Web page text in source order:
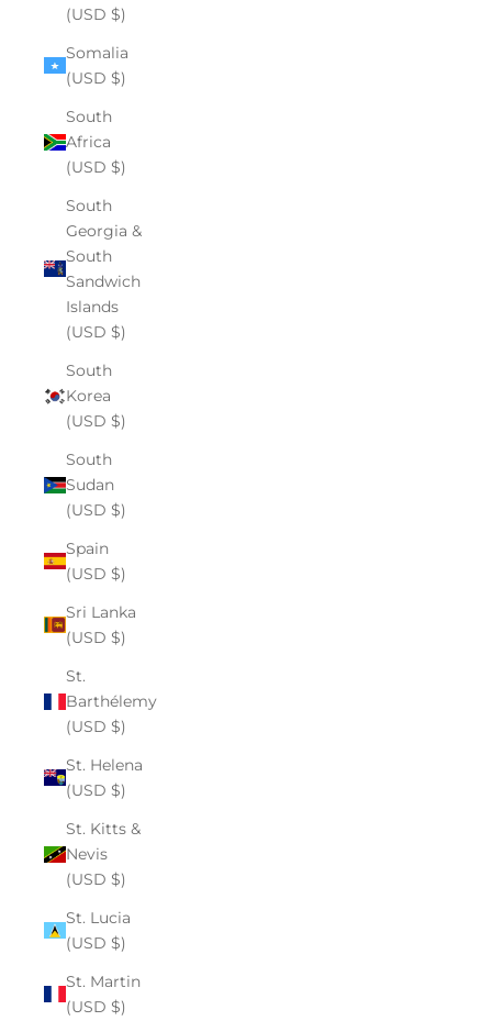
(USD $)
Somalia
(USD $)
South
Africa
(USD $)
South
Georgia &
South
Sandwich
Islands
(USD $)
South
Korea
(USD $)
South
Sudan
(USD $)
Spain
(USD $)
Sri Lanka
(USD $)
St.
Barthélemy
(USD $)
St. Helena
(USD $)
St. Kitts &
Nevis
(USD $)
St. Lucia
(USD $)
St. Martin
(USD $)